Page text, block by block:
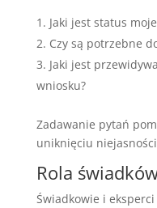
Jaki jest status
Czy są potrzebne
Jaki jest
wniosku?
Zadawanie pytań
uniknięciu
Rola
Świadkowie i